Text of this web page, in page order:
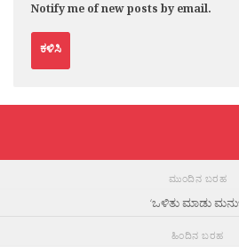
Notify me of new posts by email.
ಮುಂದಿನ ಬರಹ
‘ಒಳಿತು ಮಾಡು
ಹಿಂದಿನ ಬರಹ